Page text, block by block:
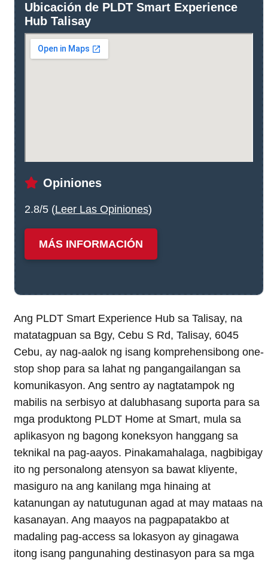
Ubicación de PLDT Smart Experience
Hub Talisay
Opiniones
2.8/5 (Leer Las Opiniones)
MÁS INFORMACIÓN
Ang PLDT Smart Experience Hub sa Talisay, na
matatagpuan sa Bgy, Cebu S Rd, Talisay, 6045
Cebu, ay nag-aalok ng isang komprehensibong one-
stop shop para sa lahat ng pangangailangan sa
komunikasyon. Ang sentro ay nagtatampok ng
mabilis na serbisyo at dalubhasang suporta para sa
mga produktong PLDT Home at Smart, mula sa
aplikasyon ng bagong koneksyon hanggang sa
teknikal na pag-aayos. Pinakamahalaga, nagbibigay
ito ng personalong atensyon sa bawat kliyente,
masiguro na ang kanilang mga hinaing at
katanungan ay natutugunan agad at may mataas na
kasanayan. Ang maayos na pagpapatakbo at
madaling pag-access sa lokasyon ay ginagawa
itong isang pangunahing destinasyon para sa mga